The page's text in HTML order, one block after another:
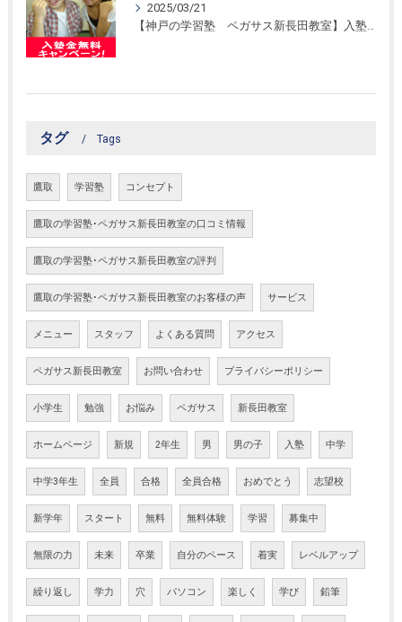
2025/03/21
【神戸の学習塾 ペガサス新長田教室】入塾金無料キャンペーン！
タグ Tags
鷹取 学習塾 コンセプト
鷹取の学習塾･ペガサス新長田教室の口コミ情報
鷹取の学習塾･ペガサス新長田教室の評判
鷹取の学習塾･ペガサス新長田教室のお客様の声 サービス
メニュー スタッフ よくある質問 アクセス
ペガサス新長田教室 お問い合わせ プライバシーポリシー
小学生 勉強 お悩み ペガサス 新長田教室
ホームページ 新規 2年生 男 男の子 入塾 中学
中学3年生 全員 合格 全員合格 おめでとう 志望校
新学年 スタート 無料 無料体験 学習 募集中
無限の力 未来 卒業 自分のペース 着実 レベルアップ
繰り返し 学力 穴 パソコン 楽しく 学び 鉛筆